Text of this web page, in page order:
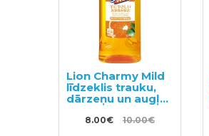
Lion Charmy Mild
līdzeklis trauku,
dārzeņu un augļu
mazgāšanai, ar
apelsīna eļļu,
8.00€ 10.00€